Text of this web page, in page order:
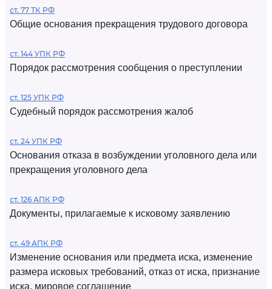
ст. 77 ТК РФ
Общие основания прекращения трудового договора
ст. 144 УПК РФ
Порядок рассмотрения сообщения о преступлении
ст. 125 УПК РФ
Судебный порядок рассмотрения жалоб
ст. 24 УПК РФ
Основания отказа в возбуждении уголовного дела или
прекращения уголовного дела
ст. 126 АПК РФ
Документы, прилагаемые к исковому заявлению
ст. 49 АПК РФ
Изменение основания или предмета иска, изменение
размера исковых требований, отказ от иска, признание
иска, мировое соглашение